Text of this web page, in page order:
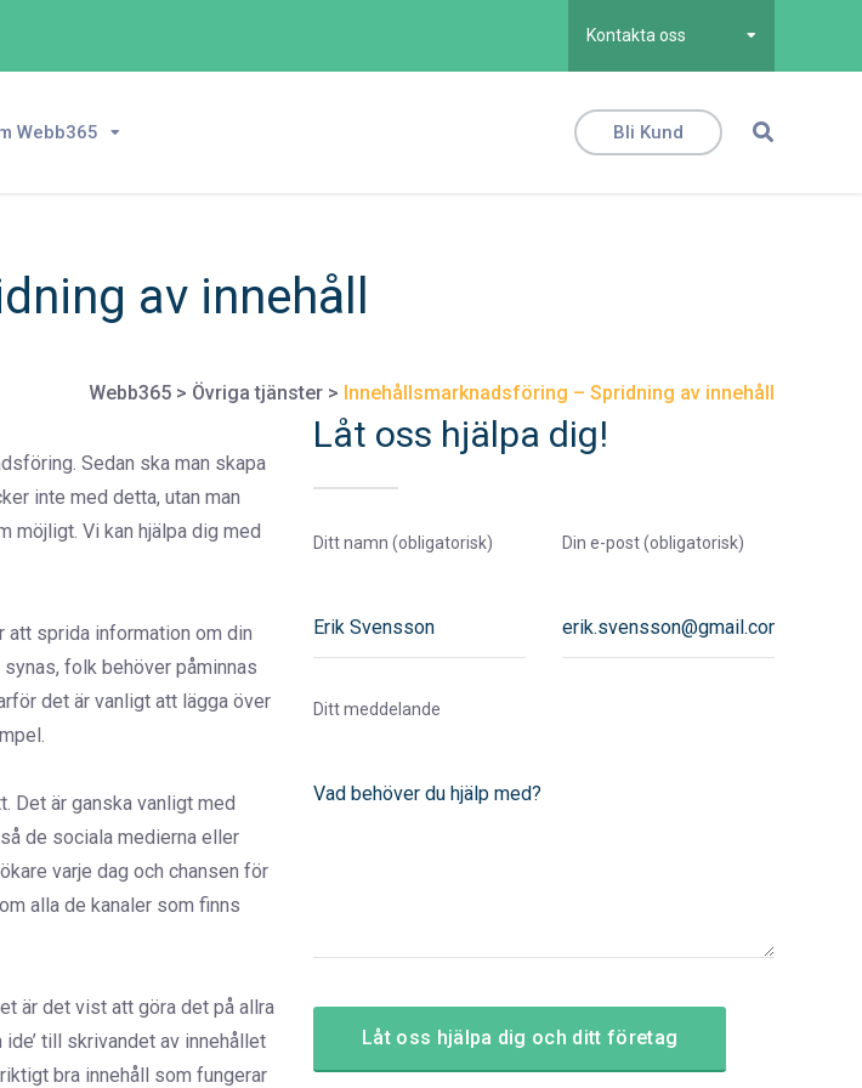
Kontakta oss
Webb365 Bli Kund
av innehåll
Webb365 > Övriga tjänster > Innehållsmarknadsföring – Spridning av innehåll
Sedan ska man skapa
inte med detta, utan man
möjligt. Vi kan hjälpa dig med
att sprida information om din
folk behöver påminnas
det är vanligt att lägga över
Det är ganska vanligt med
de sociala medierna eller
varje dag och chansen för
alla de kanaler som finns
är det vist att göra det på allra
till skrivandet av innehållet
bra innehåll som fungerar
Låt oss hjälpa dig!
Ditt namn (obligatorisk) Din e-post (obligatorisk)
Ditt meddelande